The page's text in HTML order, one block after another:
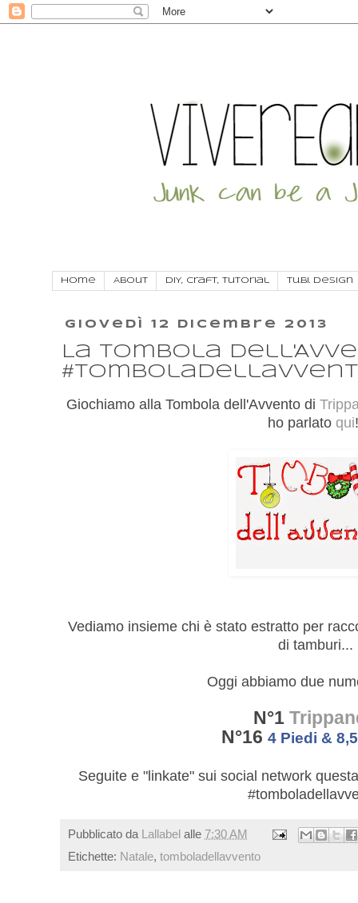
Home About DIY, craft, tutorial Tu.Bi. Design
giovedì 12 dicembre 2013
La Tombola
Giochiamo alla Tombola dell'Avvento di
ho parlatoqui
Vediamo insieme chi è stato estratto per
di tamburi...
Oggi abbiamo due
N°1
N°16 4 Piedi &
Seguite e "linkate" sui social network
Pubblicato da Lallabel alle 7:30 AM
Etichette: Natale, tomboladellavvento